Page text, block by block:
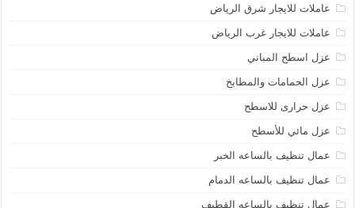
عاملات للايجار شرق الرياض
عاملات للايجار غرب الرياض
عزل اسطح المباني
عزل الحمامات والمطابخ
عزل حرارى للاسطح
عزل مائي للأسطح
عمال تنظيف بالساعه الخبر
عمال تنظيف بالساعه الدمام
عمال تنظيف بالساعه القطيف